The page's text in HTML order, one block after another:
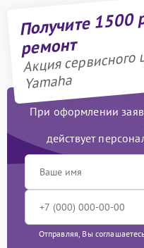
Получите 1500
ремонт
Акция сервисного
Yamaha
При оформлении
действует
Отправляя, Вы